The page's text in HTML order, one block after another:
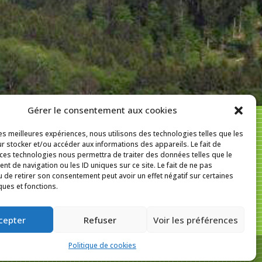
Gérer le consentement aux cookies
meilleures expériences, nous utilisons des technologies telles que les
stocker et/ou accéder aux informations des appareils. Le fait de
technologies nous permettra de traiter des données telles que le
de navigation ou les ID uniques sur ce site. Le fait de ne pas
de retirer son consentement peut avoir un effet négatif sur certaines
et fonctions.
Refuser Voir les préférences
Politique de cookies
SUIVEZ-NOUS SUR : f In